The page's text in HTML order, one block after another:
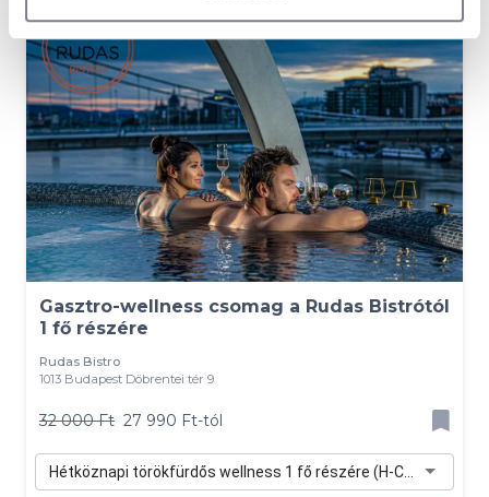
Gasztro-wellness csomag a Rudas Bistrótól
1 fő részére
Rudas Bistro
1013 Budapest Döbrentei tér 9
32 000 Ft 27 990 Ft-tól